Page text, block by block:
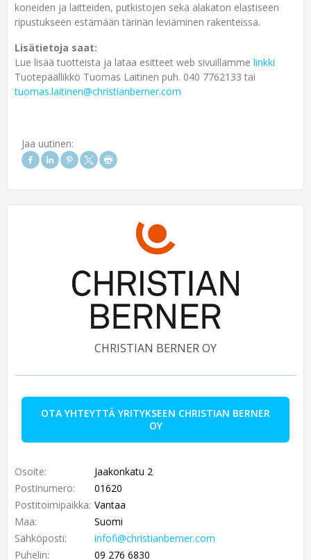
koneiden ja laitteiden, putkistojen sekä alakaton elastiseen
ripustukseen estämään tärinän leviäminen rakenteissa.
Lisätietoja saat:
Lue lisää tuotteista ja lataa esitteet web sivuillamme linkki
Tuotepäällikkö Tuomas Laitinen puh. 040 7762133 tai
tuomas.laitinen@christianberner.com
Jaa uutinen:
CHRISTIAN BERNER OY
OTA YHTEYTTÄ YRITYKSEEN CHRISTIAN BERNER
OY
Osoite:
Jaakonkatu 2
Postinumero:
01620
Postitoimipaikka: Vantaa
Maa:
Suomi
Sähköposti:
infofi@christianberner.com
Puhelin:
09 276 6830